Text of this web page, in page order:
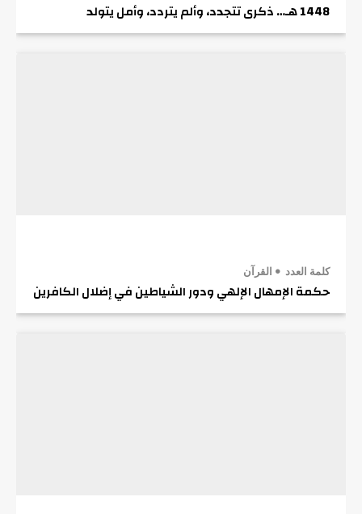
1448 هـ… ذكرى تتجدد، وألم يتردد، وأمل يتولد
كلمة العدد القرآن
حكمة الإمهال الإلهي ودور الشياطين في إضلال الكافرين